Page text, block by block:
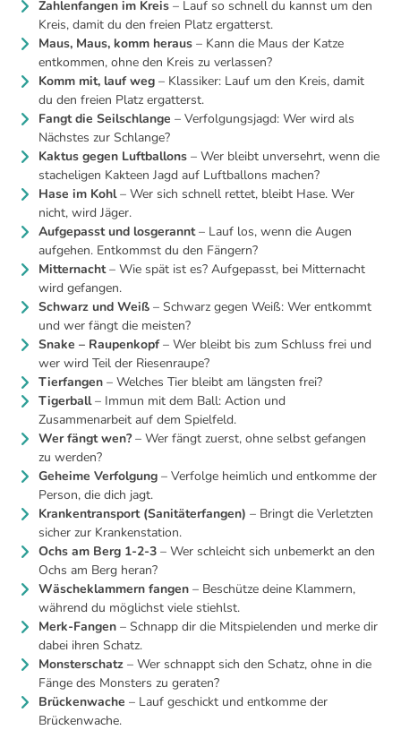
Zahlenfangen im Kreis – Lauf so schnell du kannst um den
Kreis, damit du den freien Platz ergatterst.
Maus, Maus, komm heraus – Kann die Maus der Katze
entkommen, ohne den Kreis zu verlassen?
Komm mit, lauf weg – Klassiker: Lauf um den Kreis, damit
du den freien Platz ergatterst.
Fangt die Seilschlange – Verfolgungsjagd: Wer wird als
Nächstes zur Schlange?
Kaktus gegen Luftballons – Wer bleibt unversehrt, wenn die
stacheligen Kakteen Jagd auf Luftballons machen?
Hase im Kohl– Wer sich schnell rettet, bleibt Hase. Wer
nicht, wird Jäger.
Aufgepasst und losgerannt– Lauf los, wenn die Augen
aufgehen. Entkommst du den Fängern?
Mitternacht– Wie spät ist es? Aufgepasst, bei Mitternacht
wird gefangen.
Schwarz und Weiß – Schwarz gegen Weiß: Wer entkommt
und wer fängt die meisten?
Snake – Raupenkopf– Wer bleibt bis zum Schluss frei und
wer wird Teil der Riesenraupe?
Tierfangen – Welches Tier bleibt am längsten frei?
Tigerball– Immun mit dem Ball: Action und
Zusammenarbeit auf dem Spielfeld.
Wer fängt wen?– Wer fängt zuerst, ohne selbst gefangen
zu werden?
Geheime Verfolgung – Verfolge heimlich und entkomme der
Person, die dich jagt.
Krankentransport (Sanitäterfangen) – Bringt die Verletzten
sicher zur Krankenstation.
Ochs am Berg 1-2-3 – Wer schleicht sich unbemerkt an den
Ochs am Berg heran?
Wäscheklammern fangen – Beschütze deine Klammern,
während du möglichst viele stiehlst.
Merk-Fangen – Schnapp dir die Mitspielenden und merke dir
dabei ihren Schatz.
Monsterschatz – Wer schnappt sich den Schatz, ohne in die
Fänge des Monsters zu geraten?
Brückenwache – Lauf geschickt und entkomme der
Brückenwache.